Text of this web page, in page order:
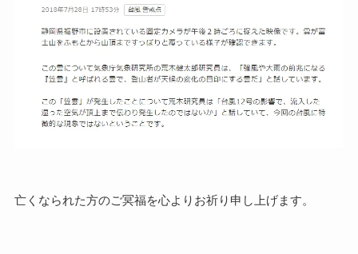
亡くなられた方のご冥福を心よりお祈り申し上げます。